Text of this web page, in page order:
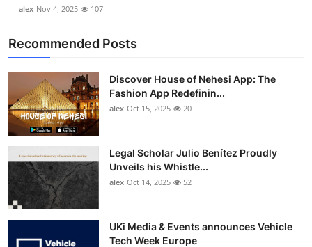
alex Nov 4, 2025 107
Recommended Posts
Discover House of Nehesi App: The
Fashion App Redefinin...
alex Oct 15, 2025 20
Legal Scholar Julio Benítez Proudly
Unveils his Whistle...
alex Oct 14, 2025 52
UKi Media & Events announces Vehicle
Tech Week Europe